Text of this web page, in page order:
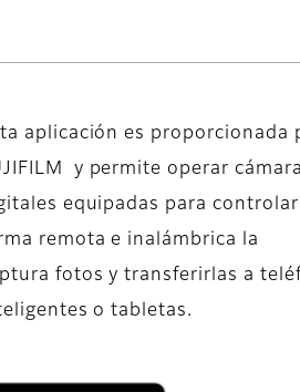
aplicación es proporcionada
y permite operar
equipadas para
remota e inalámbrica la
fotos y transferirlas a
o tabletas.